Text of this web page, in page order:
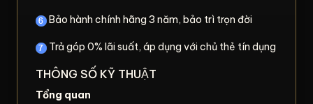
Bảo hành chính hãng 3 năm, bảo trì trọn đời
Trả góp 0% lãi suất, áp dụng với chủ thẻ tín dụng
THÔNG SỐ KỸ THUẬT
Tổng quan